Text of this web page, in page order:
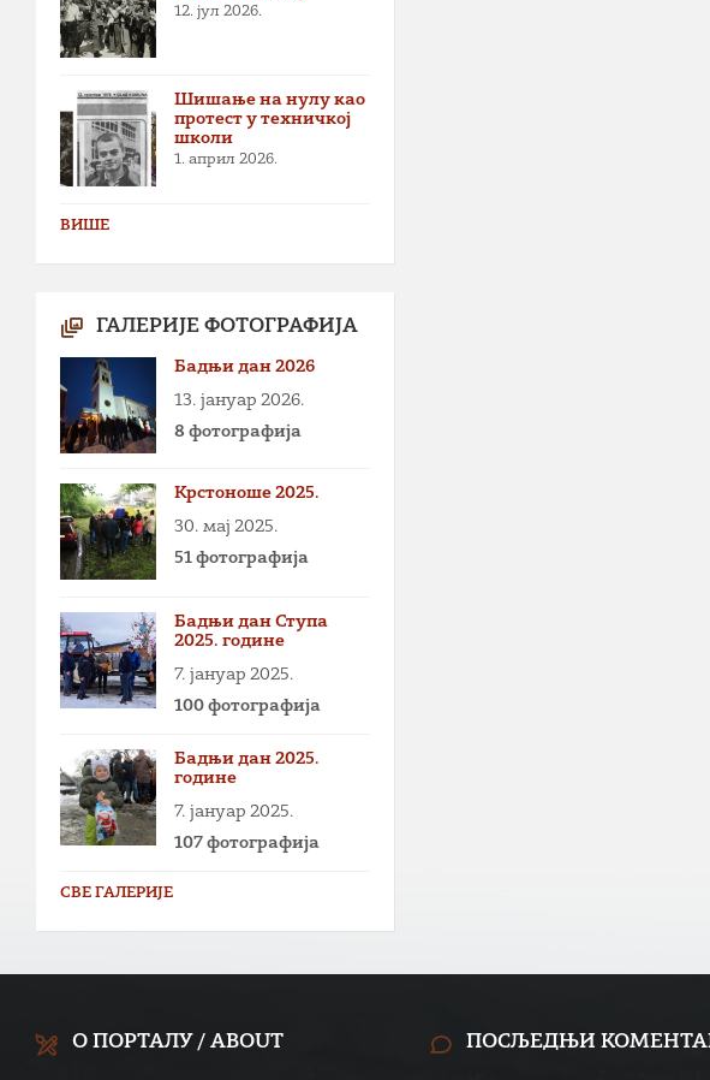
12. јул 2026.
Шишање на нулу као
протест у техничкој
школи
1. април 2026.
ВИШЕ
ГАЛЕРИЈЕ ФОТОГРАФИЈА
Бадњи дан 2026
13. јануар 2026.
8 фотографија
Крстоноше 2025.
30. мај 2025.
51 фотографија
Бадњи дан Ступа
2025. године
7. јануар 2025.
100 фотографија
Бадњи дан 2025.
године
7. јануар 2025.
107 фотографија
СВЕ ГАЛЕРИЈЕ
О ПОРТАЛУ / ABOUT ПОСЉЕДЊИ